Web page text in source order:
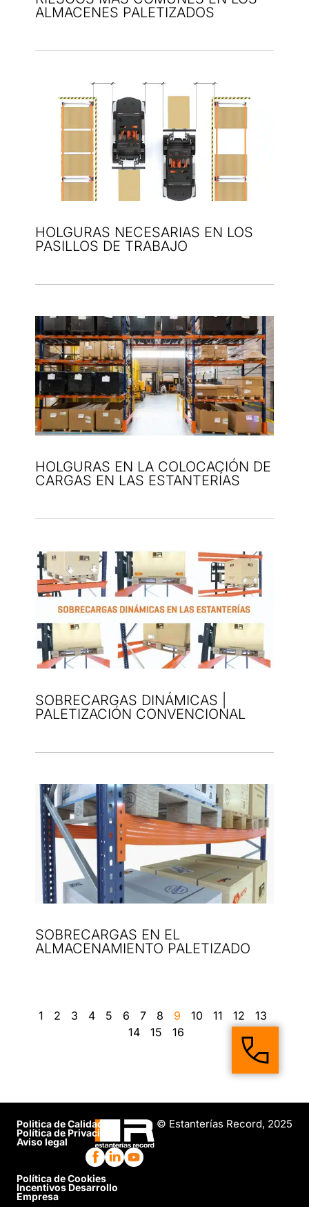
ALMACENES PALETIZADOS
HOLGURAS NECESARIAS EN LOS
PASILLOS DE TRABAJO
HOLGURAS EN LA COLOCACIÓN DE
CARGAS EN LAS ESTANTERÍAS
SOBRECARGAS DINÁMICAS |
PALETIZACIÓN CONVENCIONAL
SOBRECARGAS EN EL
ALMACENAMIENTO PALETIZADO
1 2 3 4 5 6 7 8 9 10 11 12
13
14
15 16
Politica de Calidad
Política de Privacidad
Aviso legal
Política de Cookies
Incentivos Desarrollo
Empresa
© Estanterías Record, 2025